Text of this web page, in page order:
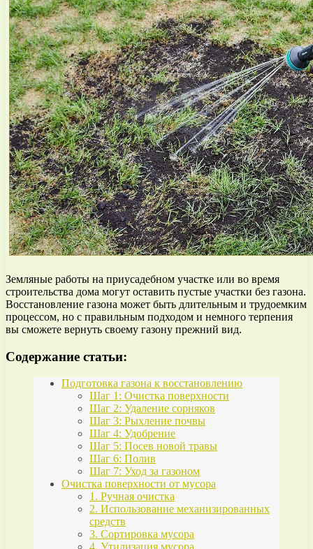
Земляные работы на приусадебном участке или во время
строительства дома могут оставить пустые участки без газона.
Восстановление газона может быть длительным и трудоемким
процессом, но с правильным подходом и немного терпения
вы сможете вернуть своему газону прежний вид.
Содержание статьи:
Подготовка газона к восстановлению
Шаг 1: Очистка поверхности
Шаг 2: Удаление сорняков
Шаг 3: Рыхление почвы
Шаг 4: Удобрение
Шаг 5: Посев новой травы
Шаг 6: Полив
Шаг 7: Уход за газоном
Очистка поверхности от мусора
1. Ручная очистка
2. Использование механизированных
средств
3. Сортировка мусора